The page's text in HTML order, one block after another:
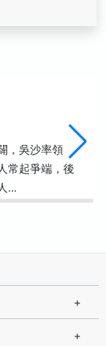
，吳沙率領
常起爭端，後
…